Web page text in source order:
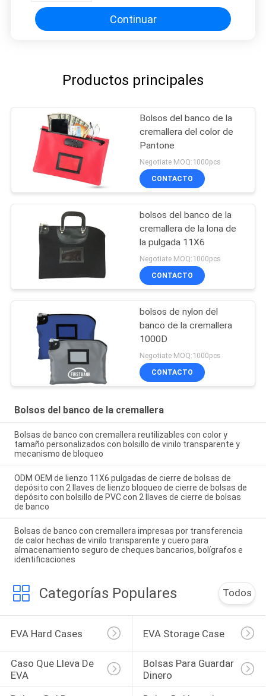
valor de las cantidades de los
productos de las categorías IIa y
IIIa.Continuar
Productos principales
Bolsos del banco de la
cremallera del color de
Pantone
Negotiate MOQ:1000pcs
CONTACTO
bolsos del banco de la
cremallera de la lona de
la pulgada 11X6
Negotiate MOQ:1000pcs
CONTACTO
bolsos de nylon del
banco de la cremallera
1000D
Negotiate MOQ:1000pcs
CONTACTO
Bolsos del banco de la cremallera
Bolsas de banco con cremallera reutilizables con color y
tamaño personalizados con bolsillo de vinilo transparente y
mecanismo de bloqueo
ODM OEM de lienzo 11X6 pulgadas de cierre de bolsas de
depósito con 2 llaves de lienzo bloqueo de cierre de bolsas de
depósito con bolsillo de PVC con 2 llaves de cierre de bolsas
de banco
Bolsas de banco con cremallera impresas por transferencia
de calor hechas de vinilo transparente y cuero para
almacenamiento seguro de cheques bancarios, bolígrafos e
identificaciones
Categorías Populares Todos
EVA Hard Cases EVA Storage Case
Caso Que Lleva De
EVA
Bolsas Para Guardar
Dinero